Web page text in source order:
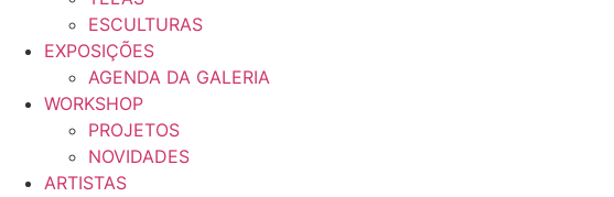
ESCULTURAS
EXPOSIÇÕES
AGENDA DA GALERIA
WORKSHOP
PROJETOS
NOVIDADES
ARTISTAS